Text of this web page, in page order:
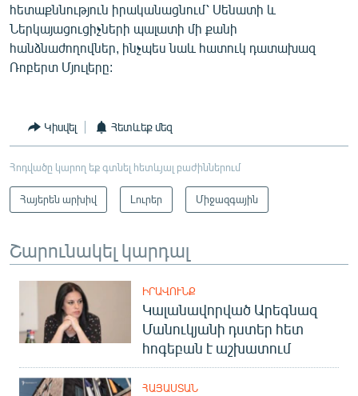
հետաքննություն իրականացնում՝ Սենատի և
Ներկայացուցիչների պալատի մի քանի
հանձնաժողովներ, ինչպես նաև հատուկ դատախազ
Ռոբերտ Մյուլերը:
Կիսվել Հետևեք մեզ
Հոդվածը կարող եք գտնել հետևյալ բաժիններում
Հայերեն արխիվ Լուրեր Միջազգային
Շարունակել կարդալ
ԻՐԱՎՈՒՆՔ
Կալանավորված Արեգնազ
Մանուկյանի դստեր հետ
հոգեբան է աշխատում
ՀԱՅԱՍՏԱՆ